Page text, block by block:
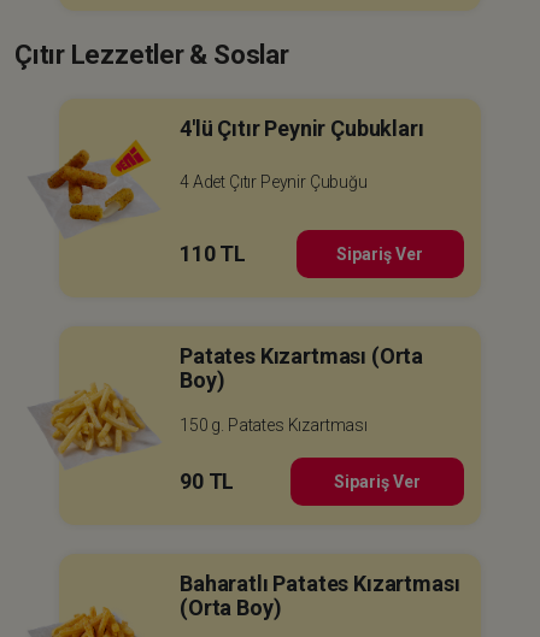
Çıtır Lezzetler & Soslar
4'lü Çıtır Peynir Çubukları
4 Adet Çıtır Peynir Çubuğu
110 TL Sipariş Ver
Patates Kızartması (Orta
Boy)
150 g. Patates Kızartması
90 TL Sipariş Ver
Baharatlı Patates Kızartması
(Orta Boy)